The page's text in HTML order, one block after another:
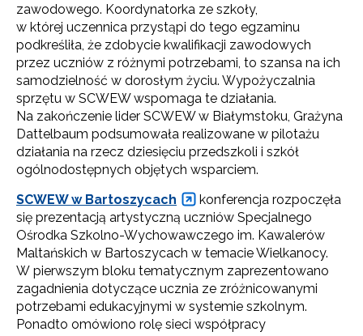
zawodowego. Koordynatorka ze szkoły,
w której uczennica przystąpi do tego egzaminu
podkreśliła, że zdobycie kwalifikacji zawodowych
przez uczniów z różnymi potrzebami, to szansa na ich
samodzielność w dorosłym życiu. Wypożyczalnia
sprzętu w SCWEW wspomaga te działania.
Na zakończenie lider SCWEW w Białymstoku, Grażyna
Dattelbaum podsumowała realizowane w pilotażu
działania na rzecz dziesięciu przedszkoli i szkół
ogólnodostępnych objętych wsparciem.
SCWEW w Bartoszycach
konferencja rozpoczęła
się prezentacją artystyczną uczniów Specjalnego
Ośrodka Szkolno-Wychowawczego im. Kawalerów
Maltańskich w Bartoszycach w temacie Wielkanocy.
W pierwszym bloku tematycznym zaprezentowano
zagadnienia dotyczące ucznia ze zróżnicowanymi
potrzebami edukacyjnymi w systemie szkolnym.
Ponadto omówiono rolę sieci współpracy